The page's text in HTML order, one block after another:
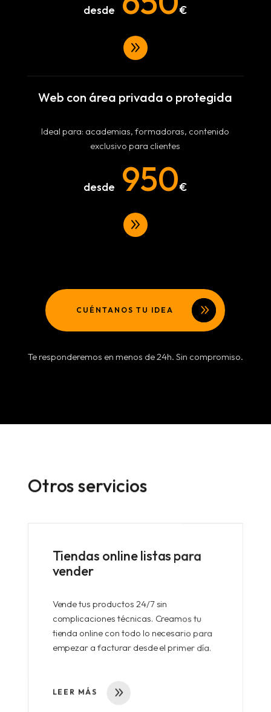
9
Web con área privada o protegida
Ideal para: academias, formadoras, contenido
exclusivo para clientes
950
9
CUÉNTANOS TU IDEA
Te responderemos en menos de 24h. Sin compromiso.
Otros servicios
Tiendas online listas para
vender
Vende tus productos 24/7 sin
complicaciones técnicas. Creamos tu
tienda online con todo lo necesario para
empezar a facturar desde el primer día.
LEER MÁS